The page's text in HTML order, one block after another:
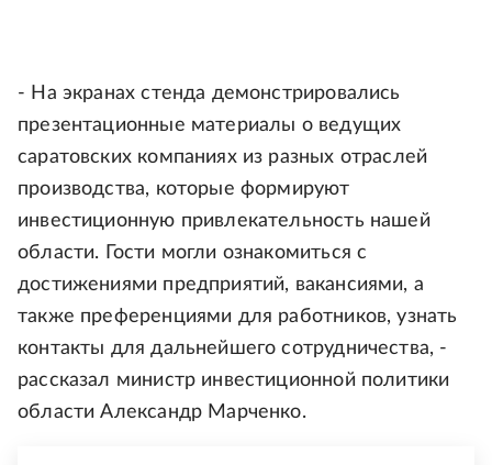
- На экранах стенда демонстрировались
презентационные материалы о ведущих
саратовских компаниях из разных отраслей
производства, которые формируют
инвестиционную привлекательность нашей
области. Гости могли ознакомиться с
достижениями предприятий, вакансиями, а
также преференциями для работников, узнать
контакты для дальнейшего сотрудничества, -
рассказал министр инвестиционной политики
области Александр Марченко.